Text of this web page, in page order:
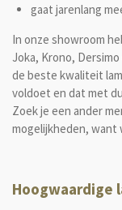
gaat jarenlang
In onze showroom
Joka, Krono,
de beste kwaliteit
voldoet en dat met
Zoek je een ander
mogelijkheden, want
Hoogwaardige